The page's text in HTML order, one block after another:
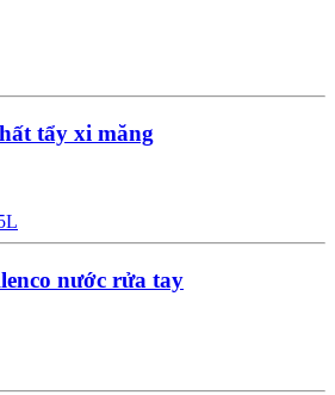
tẩy xi măng
nước rửa tay